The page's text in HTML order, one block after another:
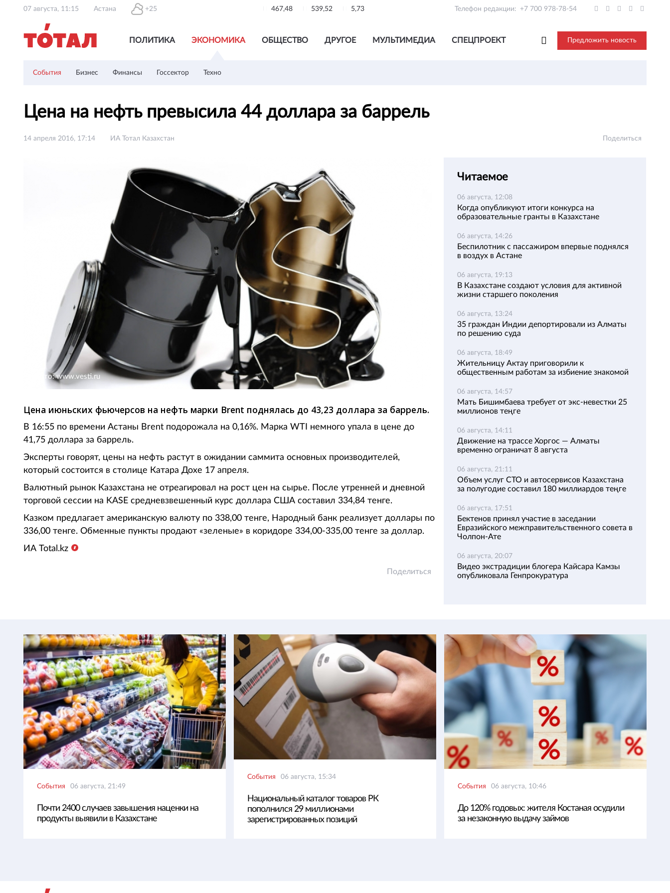
07 августа, 11:15 Астана +25 467,48 539,52 5,73 Телефон редакции: +7 700 978-78-54
ПОЛИТИКА ЭКОНОМИКА ОБЩЕСТВО ДРУГОЕ МУЛЬТИМЕДИА СПЕЦПРОЕКТ Предложить новость
События Бизнес Финансы Госсектор Техно
Цена на нефть превысила 44 доллара за баррель
14 апреля 2016, 17:14 ИА Тотал Казахстан Поделиться
Фото: www.vesti.ru
Цена июньских фьючерсов на нефть марки Brent поднялась до 43,23 доллара за баррель.
В 16:55 по времени Астаны Brent подорожала на 0,16%. Марка WTI немного упала в цене до
41,75 доллара за баррель.
Эксперты говорят, цены на нефть растут в ожидании саммита основных производителей,
который состоится в столице Катара Дохе 17 апреля.
Валютный рынок Казахстана не отреагировал на рост цен на сырье. После утренней и дневной
торговой сессии на KASE средневзвешенный курс доллара США составил 334,84 тенге.
Казком предлагает американскую валюту по 338,00 тенге, Народный банк реализует доллары по
336,00 тенге. Обменные пункты продают «зеленые» в коридоре 334,00-335,00 тенге за доллар.
ИА Total.kz
Поделиться
Читаемое
06 августа, 12:08
Когда опубликуют итоги конкурса на
образовательные гранты в Казахстане
06 августа, 14:26
Беспилотник с пассажиром впервые поднялся
в воздух в Астане
06 августа, 19:13
В Казахстане создают условия для активной
жизни старшего поколения
06 августа, 13:24
35 граждан Индии депортировали из Алматы
по решению суда
06 августа, 18:49
Жительницу Актау приговорили к
общественным работам за избиение знакомой
06 августа, 14:57
Мать Бишимбаева требует от экс-невестки 25
миллионов теңге
06 августа, 14:11
Движение на трассе Хоргос — Алматы
временно ограничат 8 августа
06 августа, 21:11
Объем услуг СТО и автосервисов Казахстана
за полугодие составил 180 миллиардов теңге
06 августа, 17:51
Бектенов принял участие в заседании
Евразийского межправительственного совета в
Чолпон-Ате
06 августа, 20:07
Видео экстрадиции блогера Кайсара Камзы
опубликовала Генпрокуратура
События 06 августа, 21:49
Почти 2400 случаев завышения наценки на
продукты выявили в Казахстане
События 06 августа, 15:34
Национальный каталог товаров РК
пополнился 29 миллионами
зарегистрированных позиций
События 06 августа, 10:46
До 120% годовых: жителя Костаная осудили
за незаконную выдачу займов